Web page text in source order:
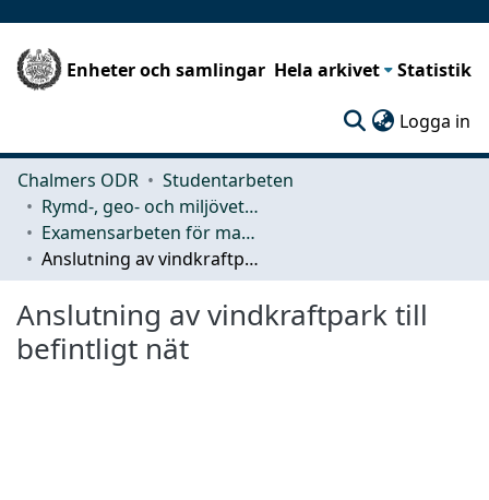
Enheter och samlingar Hela arkivet Statistik
Logga in
Chalmers ODR
Studentarbeten
Rymd-, geo- och miljövetenskap (SEE)
Examensarbeten för masterexamen
Anslutning av vindkraftpark till befintligt nät
Anslutning av vindkraftpark till
befintligt nät